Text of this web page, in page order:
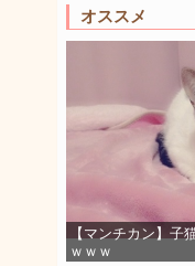
オススメ
【マンチカン】子
ｗｗｗ